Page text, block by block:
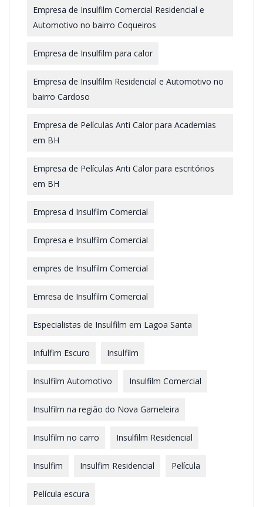
Empresa de Insulfilm Comercial Residencial e
Automotivo no bairro Coqueiros
Empresa de Insulfilm para calor
Empresa de Insulfilm Residencial e Automotivo no
bairro Cardoso
Empresa de Películas Anti Calor para Academias
em BH
Empresa de Películas Anti Calor para escritórios
em BH
Empresa d Insulfilm Comercial
Empresa e Insulfilm Comercial
empres de Insulfilm Comercial
Emresa de Insulfilm Comercial
Especialistas de Insulfilm em Lagoa Santa
Infulfim Escuro Insulfilm
Insulfilm Automotivo Insulfilm Comercial
Insulfilm na região do Nova Gameleira
Insulfilm no carro Insulfilm Residencial
Insulfim Insulfim Residencial Película
Película escura